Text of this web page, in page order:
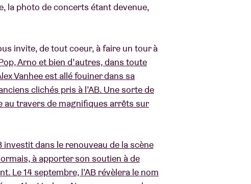
À propos de l'AB
Contact
la photo de concerts étant devenue,
invite, de tout coeur, à faire un tour à
Arno et bien d’autres, dans toute
Vanhee est allé fouiner dans sa
clichés pris à l’AB. Une sorte de
au travers de magnifiques arrêts sur
dans le renouveau de la scène
à apporter son soutien à de
Le 14 septembre, l’AB révèlera le nom